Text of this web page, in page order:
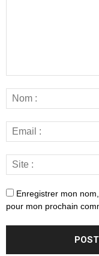
Enregistrer mon
pour mon prochain